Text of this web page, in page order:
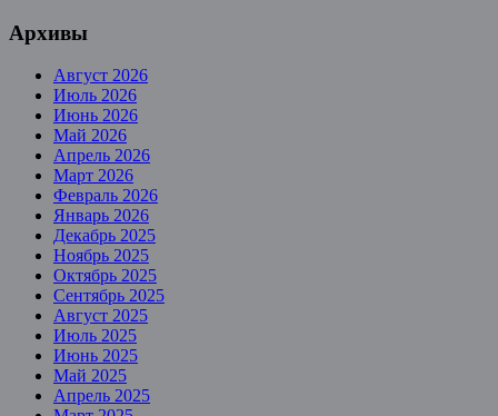
Архивы
Август 2026
Июль 2026
Июнь 2026
Май 2026
Апрель 2026
Март 2026
Февраль 2026
Январь 2026
Декабрь 2025
Ноябрь 2025
Октябрь 2025
Сентябрь 2025
Август 2025
Июль 2025
Июнь 2025
Май 2025
Апрель 2025